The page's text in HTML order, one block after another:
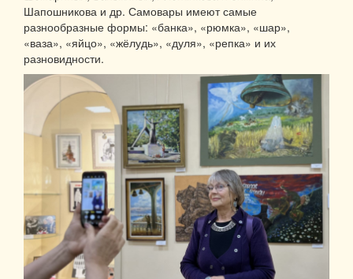
Шапошникова и др. Самовары имеют самые
разнообразные формы: «банка», «рюмка», «шар»,
«ваза», «яйцо», «жёлудь», «дуля», «репка» и их
разновидности.